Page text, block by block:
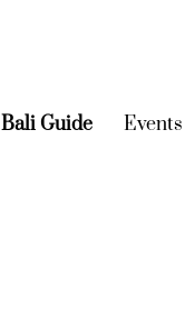
Bali Guide (current)
Events